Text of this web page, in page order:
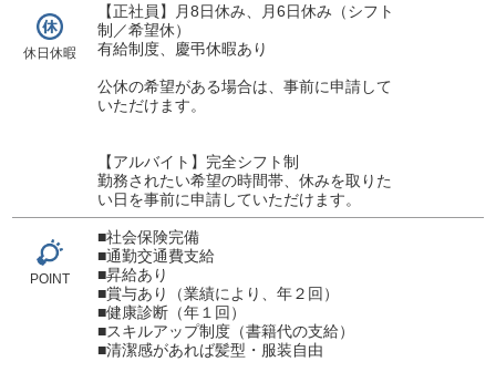
休日休暇
【正社員】月8日休み、月6日休み（シフト
制／希望休）
有給制度、慶弔休暇あり
公休の希望がある場合は、事前に申請して
いただけます。
【アルバイト】完全シフト制
勤務されたい希望の時間帯、休みを取りた
い日を事前に申請していただけます。
POINT
■社会保険完備
■通勤交通費支給
■昇給あり
■賞与あり（業績により、年２回）
■健康診断（年１回）
■スキルアップ制度（書籍代の支給）
■清潔感があれば髪型・服装自由